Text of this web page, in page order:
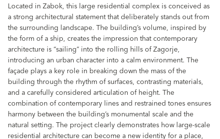
Located in Zabok, this large residential complex is conceived as
a strong architectural statement that deliberately stands out from
the surrounding landscape. The building’s volume, inspired by
the form of a ship, creates the impression that contemporary
architecture is “sailing” into the rolling hills of Zagorje,
introducing an urban character into a calm environment. The
façade plays a key role in breaking down the mass of the
building through the rhythm of surfaces, contrasting materials,
and a carefully considered articulation of height. The
combination of contemporary lines and restrained tones ensures
harmony between the building’s monumental scale and the
natural setting. The project clearly demonstrates how large-scale
residential architecture can become a new identity for a place,